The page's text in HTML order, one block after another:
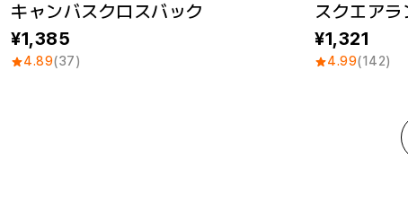
キャンバスクロスバック
1,385
4.89(37)
スクエアラ
1,321
4.99(142)